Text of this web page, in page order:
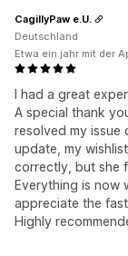
I had a great
A special thank
resolved my issue
update, my
correctly, but she
Everything is now
appreciate the
Highly
CagillyPaw e.U.
Deutschland
Etwa ein jahr mit der